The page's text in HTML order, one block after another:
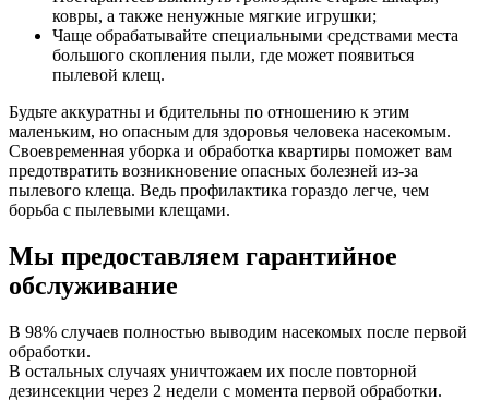
ковры, а также ненужные мягкие игрушки;
Чаще обрабатывайте специальными средствами места
большого скопления пыли, где может появиться
пылевой клещ.
Будьте аккуратны и бдительны по отношению к этим
маленьким, но опасным для здоровья человека насекомым.
Своевременная уборка и обработка квартиры поможет вам
предотвратить возникновение опасных болезней из-за
пылевого клеща. Ведь профилактика гораздо легче, чем
борьба с пылевыми клещами.
Мы предоставляем гарантийное
обслуживание
В 98% случаев полностью выводим насекомых после первой
обработки.
В остальных случаях уничтожаем их после повторной
дезинсекции через 2 недели с момента первой обработки.